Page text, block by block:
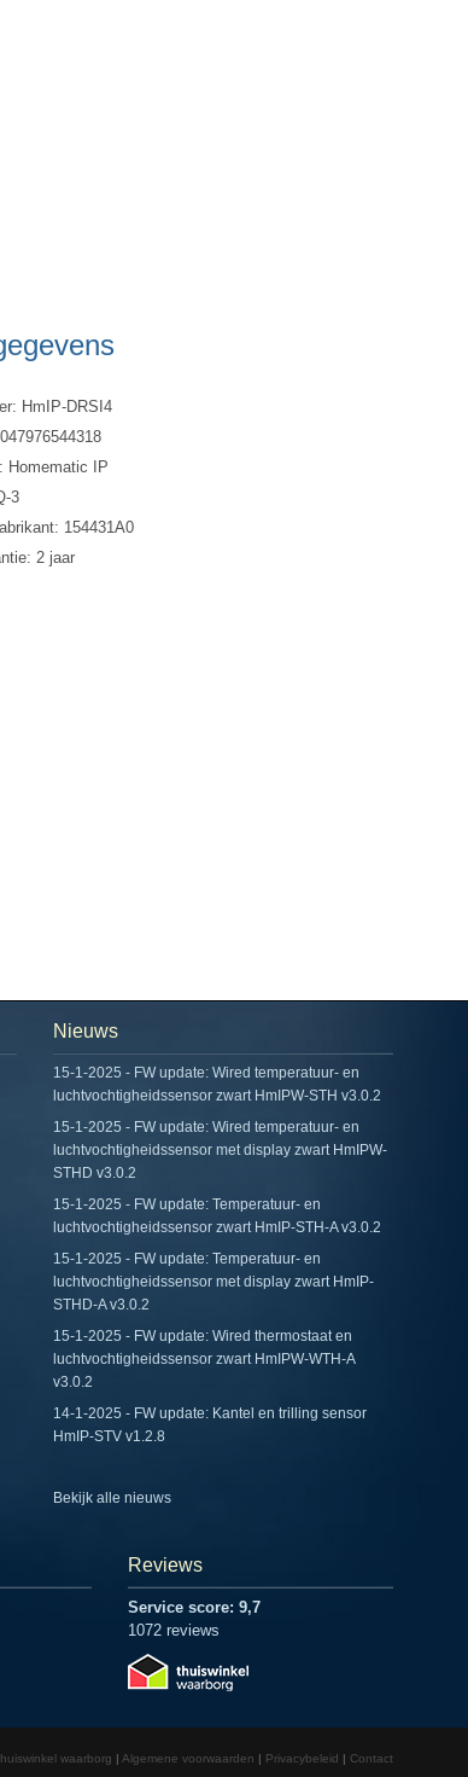
HmIP-DRSI4
Homematic IP
3
154431A0
2 jaar
Nieuws
15-1-2025 - FW update: Wired temperatuur- en
luchtvochtigheidssensor zwart HmIPW-STH v3.0.2
15-1-2025 - FW update: Wired temperatuur- en
luchtvochtigheidssensor met display zwart HmIPW-
STHD v3.0.2
15-1-2025 - FW update: Temperatuur- en
luchtvochtigheidssensor zwart HmIP-STH-A v3.0.2
15-1-2025 - FW update: Temperatuur- en
luchtvochtigheidssensor met display zwart HmIP-
STHD-A v3.0.2
15-1-2025 - FW update: Wired thermostaat en
luchtvochtigheidssensor zwart HmIPW-WTH-A
v3.0.2
14-1-2025 - FW update: Kantel en trilling sensor
HmIP-STV v1.2.8
Bekijk alle nieuws
Reviews
Service score: 9,7
1072 reviews
waarborg Algemene voorwaarden Privacybeleid Contact